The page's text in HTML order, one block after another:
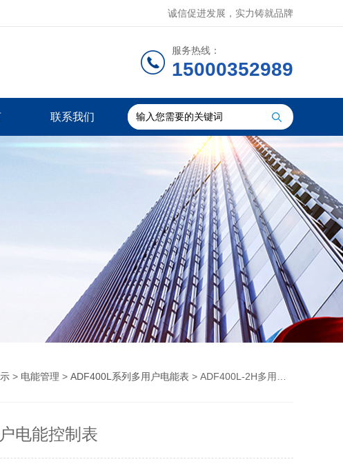
诚信促进发展，实力铸就品牌
服务热线：
15000352989
联系我们
> 电能管理 > ADF400L系列多用户电能表 > ADF400L-2H多用户电能控制表
电能控制表